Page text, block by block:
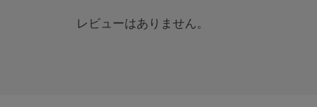
レビューはありません。